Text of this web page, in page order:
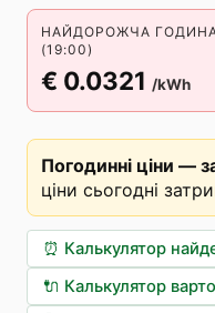
НАЙДОРОЖЧА
(19:00)
€ 0.0321 /kWh
Погодинні ціни —
ціни сьогодні
⏰ Калькулятор
🔌 Калькулятор